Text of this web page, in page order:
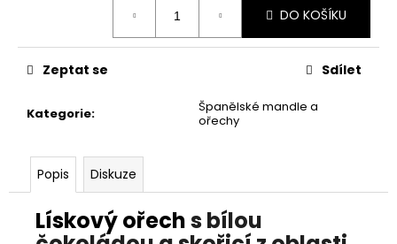
DO KOŠÍKU
Kategorie:
Španělské mandle a
ořechy
Zeptat se Sdílet
Popis Diskuze
Lískový ořechs bílou
č
u
e
2418511